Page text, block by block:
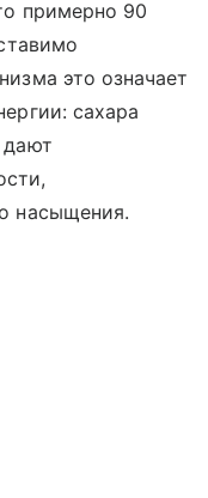
примерно 90
это означает
сахара
дают
насыщения.